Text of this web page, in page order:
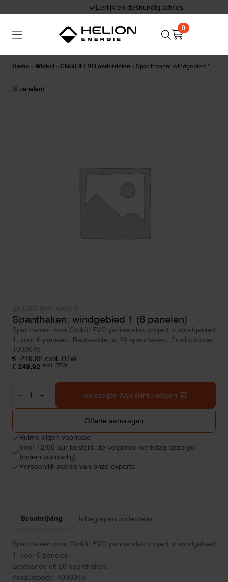
Eerlijk en deskundig advies
0
Home » Winkel » ClickFit EVO onderdelen » Spanthaken: windgebied 1
(6 panelen)
Spanthaken: windgebied 1 (6 panelen)
Spanthaken voor Clickfit EVO pannendak project in windgebied
1, voor 6 panelen. Bestaande uit 28 spanthaken. Productcode:
1008045
€ 249,92 excl. BTW
€ 249,92 excl. BTW
Spanthaken:
windgebied
(6
Toevoegen Aan Winkelwagen
Offerte aanvragen
Ruime eigen voorraad
Voor 12:00 uur besteld, de volgende werkdag bezorgd
(indien voorradig)
Persoonlijk advies van onze experts
Beschrijving Inbegrepen onderdelen
Spanthaken voor Clickfit EVO pannendak project in windgebied
1, voor 6 panelen.
Bestaande uit 28 spanthaken.
Productcode: 1008045
Thuisbatterijen Zonnepanelen
Laadpalen